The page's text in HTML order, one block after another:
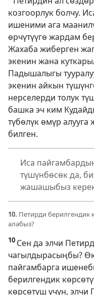
козгоорлук болчу.
ишеними ага
өрчүтүүгө жардам
Жахаба жиберген
экенин жана
Падышалыгы
экенин айкын
нерселерди толук
башка эч ким
түбөлүк өмүр
билген.
Иса
түшүнбөсөк да,
жашашыбыз
10. Петирди берилгендик
алабыз?
10 Сен да элчи
чагылдырасыңбы?
пайгамбарга
берилгендик
көрсөтүш үчүн,